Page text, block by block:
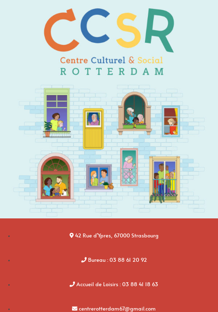
42 Rue d'Ypres, 67000 Strasbourg
Bureau : 03 88 61 20 92
Accueil de Loisirs : 03 88 41 18 63
centrerotterdam67@gmail.com